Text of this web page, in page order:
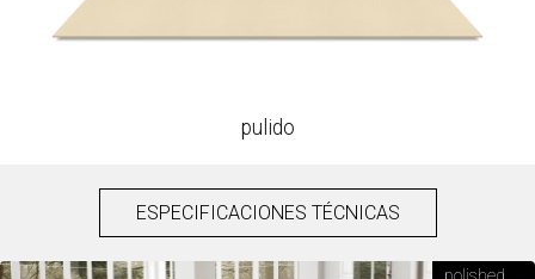
pulido
ESPECIFICACIONES TÉCNICAS